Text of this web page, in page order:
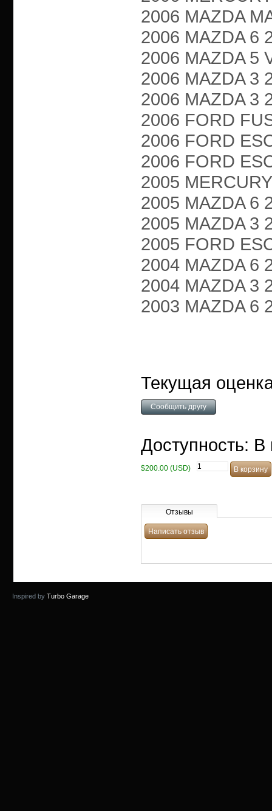
2006 MAZDA
2006 MAZDA 6
2006 MAZDA 5
2006 MAZDA 3
2006 MAZDA 3
2006 FORD
2006 FORD
2006 FORD
2005
2005 MAZDA 6
2005 MAZDA 3
2005 FORD
2004 MAZDA 6
2004 MAZDA 3
2003 MAZDA 6
Текущая
Доступность: В
$200.00 (USD)
Отзывы
Inspired by Turbo Garage